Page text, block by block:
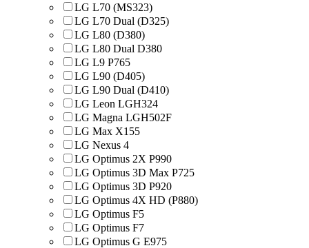
LG L70 (MS323)
LG L70 Dual (D325)
LG L80 (D380)
LG L80 Dual D380
LG L9 P765
LG L90 (D405)
LG L90 Dual (D410)
LG Leon LGH324
LG Magna LGH502F
LG Max X155
LG Nexus 4
LG Optimus 2X P990
LG Optimus 3D Max P725
LG Optimus 3D P920
LG Optimus 4X HD (P880)
LG Optimus F5
LG Optimus F7
LG Optimus G E975